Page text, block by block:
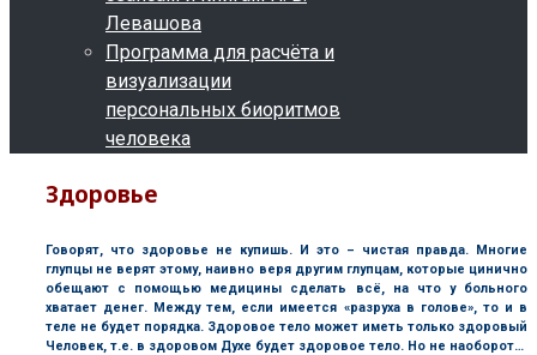
Левашова
Программа для расчёта и
визуализации
персональных биоритмов
человека
Здоровье
Говорят, что здоровье не купишь. И это – чистая правда. Многие
глупцы не верят этому, наивно веря другим глупцам, которые цинично
обещают с помощью медицины сделать всё, на что у больного
хватает денег. Между тем, если имеется «разруха в голове», то и в
теле не будет порядка. Здоровое тело может иметь только здоровый
Человек, т.е. в здоровом Духе будет здоровое тело. Но не наоборот…